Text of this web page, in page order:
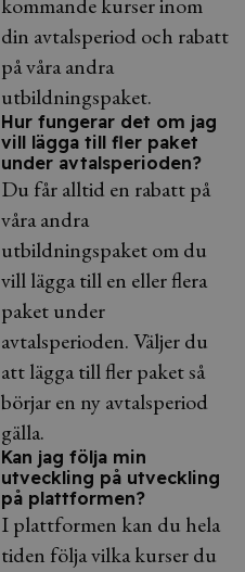
kommande kurser inom
din avtalsperiod och rabatt
på våra andra
utbildningspaket.
Hur fungerar det om jag
vill lägga till fler paket
under avtalsperioden?
Du får alltid en rabatt på
våra andra
utbildningspaket om du
vill lägga till en eller flera
paket under
avtalsperioden. Väljer du
att lägga till fler paket så
börjar en ny avtalsperiod
gälla.
Kan jag följa min
utveckling på utveckling
på plattformen?
I plattformen kan du hela
tiden följa vilka kurser du